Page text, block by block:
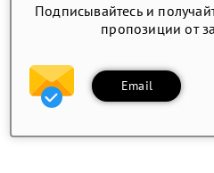
Подписывайтесь и
пропозиции от
Email